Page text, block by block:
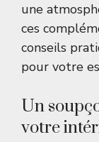
une
ces
conseils
pour votre
Un
votre